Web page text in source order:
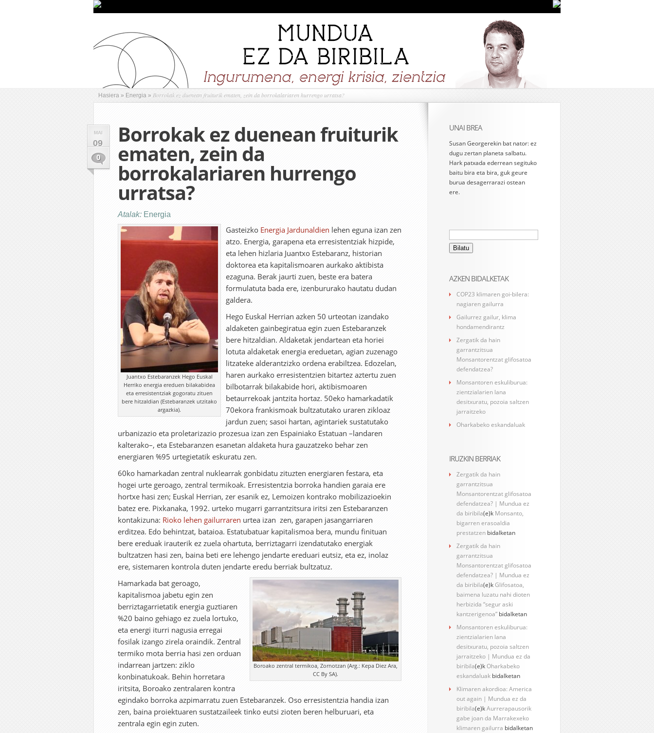
Hasiera » Energia » Borrokak ez duenean fruiturik ematen, zein da borrokalariaren hurrengo urratsa?
MAI
09
0
Borrokak ez duenean fruiturik
ematen, zein da
borrokalariaren hurrengo
urratsa?
Atalak: Energia
Juantxo Estebaranzek Hego Euskal
Herriko energia ereduen bilakabidea
eta erresistentziak gogoratu zituen
bere hitzaldian (Estebaranzek utzitako
argazkia).
Gasteizko Energia Jardunaldien lehen eguna izan zen
atzo. Energia, garapena eta erresistentziak hizpide,
eta lehen hizlaria Juantxo Estebaranz, historian
doktorea eta kapitalismoaren aurkako aktibista
ezaguna. Berak jaurti zuen, beste era batera
formulatuta bada ere, izenbururako hautatu dudan
galdera.
Hego Euskal Herrian azken 50 urteotan izandako
aldaketen gainbegiratua egin zuen Estebaranzek
bere hitzaldian. Aldaketak jendartean eta horiei
lotuta aldaketak energia ereduetan, agian zuzenago
litzateke alderantzizko ordena erabiltzea. Edozelan,
haren aurkako erresistentzien bitartez aztertu zuen
bilbotarrak bilakabide hori, aktibismoaren
betaurrekoak jantzita hortaz. 50eko hamarkadatik
70ekora frankismoak bultzatutako uraren zikloaz
jardun zuen; sasoi hartan, agintariek sustatutako
urbanizazio eta proletarizazio prozesua izan zen Espainiako Estatuan –landaren
kalterako–, eta Estebaranzen esanetan aldaketa hura gauzatzeko behar zen
energiaren %95 urtegietatik eskuratu zen.
60ko hamarkadan zentral nuklearrak gonbidatu zituzten energiaren festara, eta
hogei urte geroago, zentral termikoak. Erresistentzia borroka handien garaia ere
hortxe hasi zen; Euskal Herrian, zer esanik ez, Lemoizen kontrako mobilizazioekin
batez ere. Pixkanaka, 1992. urteko mugarri garrantzitsura iritsi zen Estebaranzen
kontakizuna: Rioko lehen gailurraren urtea izan zen, garapen jasangarriaren
erditzea. Edo behintzat, bataioa. Estatubatuar kapitalismoa bera, mundu finituan
bere ereduak irauterik ez zuela ohartuta, berriztagarri izendatutako energiak
bultzatzen hasi zen, baina beti ere lehengo jendarte ereduari eutsiz, eta ez, inolaz
ere, sistemaren kontrola duten jendarte eredu berriak bultzatuz.
Boroako zentral termikoa, Zornotzan (Arg.: Kepa Diez Ara,
CC By SA).
Hamarkada bat geroago,
kapitalismoa jabetu egin zen
berriztagarrietatik energia guztiaren
%20 baino gehiago ez zuela lortuko,
eta energi iturri nagusia erregai
fosilak izango zirela oraindik. Zentral
termiko mota berria hasi zen orduan
indarrean jartzen: ziklo
konbinatukoak. Behin horretara
iritsita, Boroako zentralaren kontra
egindako borroka azpimarratu zuen Estebaranzek. Oso erresistentzia handia izan
zen, baina proiektuaren sustatzaileek tinko eutsi zioten beren helburuari, eta
zentrala egin egin zuten.
UNAI BREA
Susan Georgerekin bat nator: ez
dugu zertan planeta salbatu.
Hark patxada ederrean segituko
baitu bira eta bira, guk geure
burua desagerrarazi ostean
ere.
Bilatu:
AZKEN BIDALKETAK
COP23 klimaren goi-bilera:
nagiaren gailurra
Gailurrez gailur, klima
hondamendirantz
Zergatik da hain
garrantzitsua
Monsantorentzat glifosatoa
defendatzea?
Monsantoren eskuliburua:
zientzialarien lana
desitxuratu, pozoia saltzen
jarraitzeko
Oharkabeko eskandaluak
IRUZKIN BERRIAK
Zergatik da hain
garrantzitsua
Monsantorentzat glifosatoa
defendatzea? | Mundua ez
da biribila(e)k Monsanto,
bigarren erasoaldia
prestatzen bidalketan
Zergatik da hain
garrantzitsua
Monsantorentzat glifosatoa
defendatzea? | Mundua ez
da biribila(e)kGlifosatoa,
baimena luzatu nahi dioten
herbizida “segur aski
kantzerigenoa” bidalketan
Monsantoren eskuliburua:
zientzialarien lana
desitxuratu, pozoia saltzen
jarraitzeko | Mundua ez da
biribila(e)kOharkabeko
eskandaluak bidalketan
Klimaren akordioa: America
out again | Mundua ez da
biribila(e)kAurrerapausorik
gabe joan da Marrakexeko
klimaren gailurra bidalketan